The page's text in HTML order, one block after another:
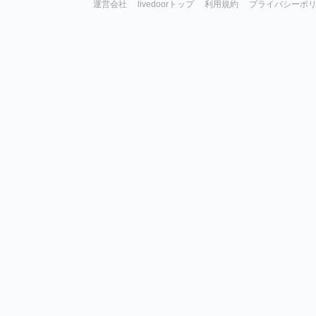
運営会社 livedoorトップ 利用規約 プライバシーポ